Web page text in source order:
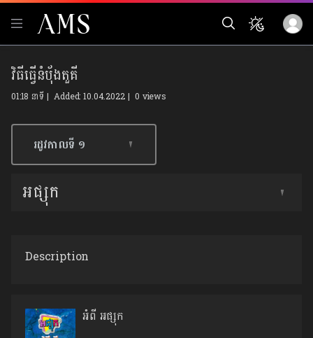
វិធីធ្វើនំបុ័ងតួគី
01:18 នាទី | Added: 10.04.2022 |0 views
Description
អំពី អផ្សុក
រដូវកាលទី​ ១
អផ្សុក